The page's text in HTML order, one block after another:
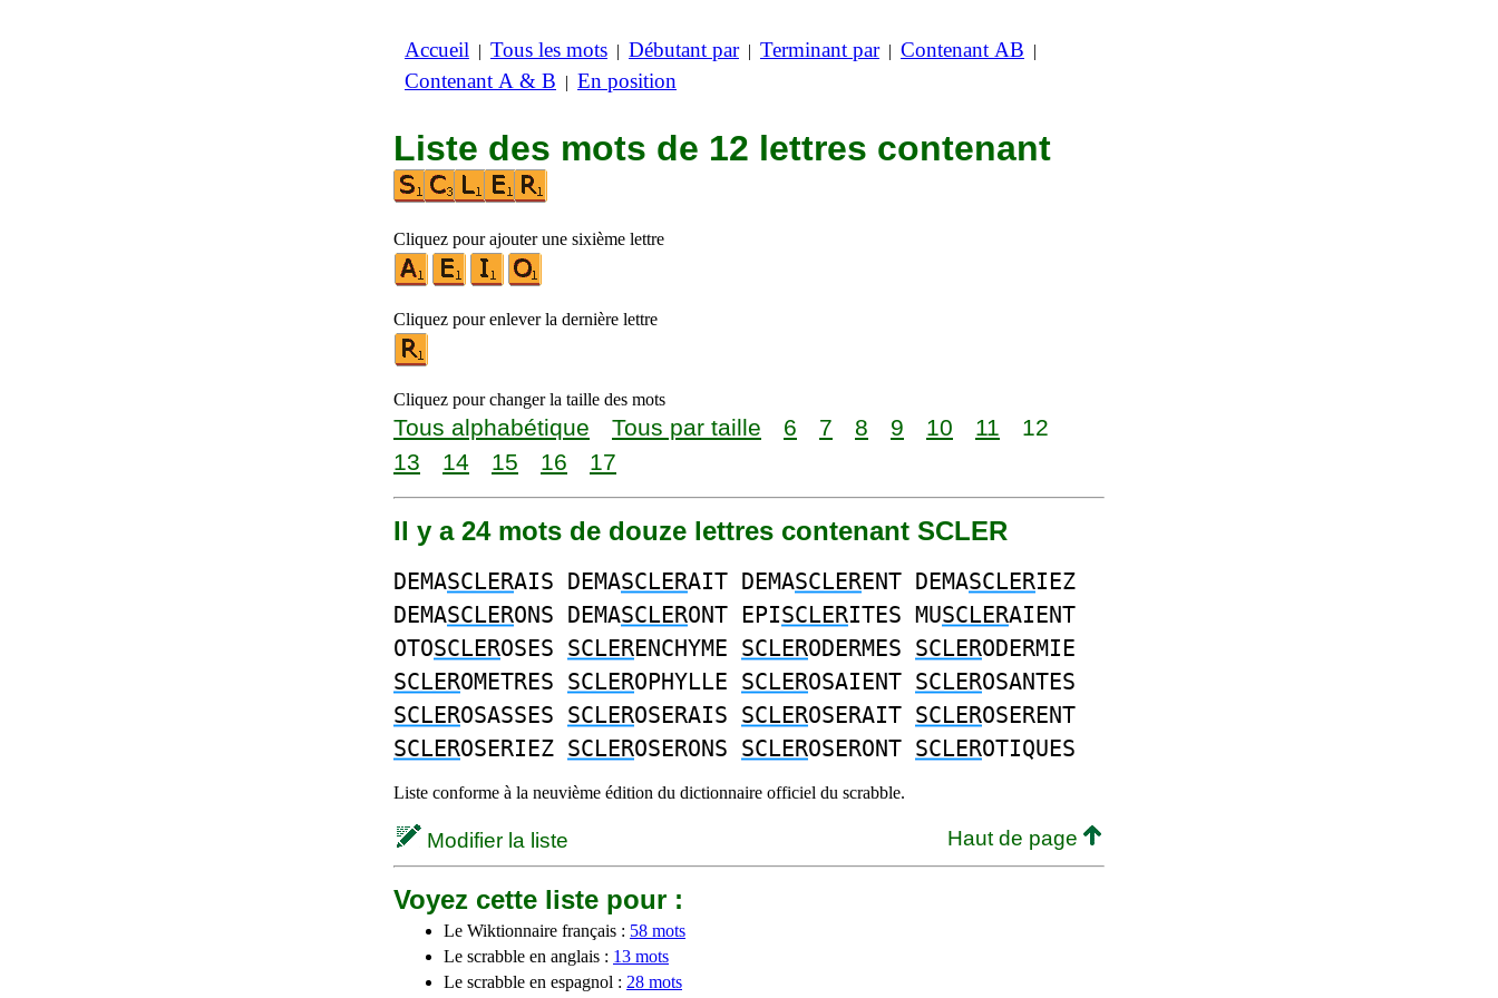
Accueil | Tous les mots | Débutant par| Terminant par| Contenant AB |
Contenant A & B | En position
Liste des mots de 12 lettres contenant
Cliquez pour ajouter une sixième lettre
Cliquez pour enlever la dernière lettre
Cliquez pour changer la taille des mots
Tous alphabétique Tous par taille 6 7 8 9 10 11
12
13
14 15 16 17
Il y a 24 mots de douze lettres contenant SCLER
DEMASCLERAIS DEMASCLERAIT DEMASCLERENT DEMASCLERIEZ
DEMASCLERONS DEMASCLERONT EPISCLERITES MUSCLERAIENT
OTOSCLEROSES SCLERENCHYME SCLERODERMES SCLERODERMIE
SCLEROMETRES SCLEROPHYLLE SCLEROSAIENT SCLEROSANTES
SCLEROSASSES SCLEROSERAIS SCLEROSERAIT SCLEROSERENT
SCLEROSERIEZ SCLEROSERONS SCLEROSERONT SCLEROTIQUES
Liste conforme à la neuvième édition du dictionnaire officiel du scrabble.
Modifier la liste Haut de page
Voyez cette liste pour :
Le Wiktionnaire français : 58 mots
Le scrabble en anglais : 13 mots
Le scrabble en espagnol : 28 mots